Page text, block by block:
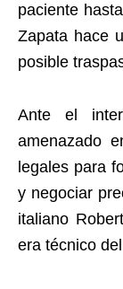
paciente
Zapata hace
posible
Ante el
amenazado
legales para
y negociar
italiano
era técnico